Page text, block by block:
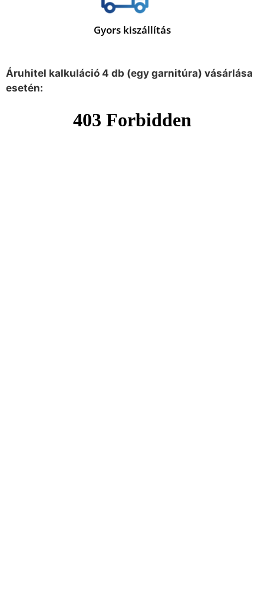
Gyors kiszállítás
Áruhitel kalkuláció 4 db (egy garnitúra) vásárlása
esetén: